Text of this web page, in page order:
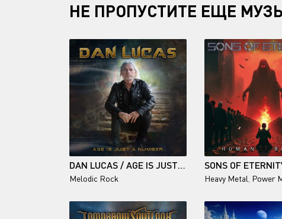
НЕ ПРОПУСТИТЕ ЕЩЕ
DAN LUCAS / AGE IS JUST A NUMBER
Melodic Rock Heavy Metal Power